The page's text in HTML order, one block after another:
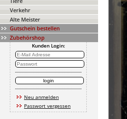
Verkehr
Alte Meister
Gutschein bestellen
Zubehörshop
Kunden Login:
Neu anmelden
Passwort vergessen